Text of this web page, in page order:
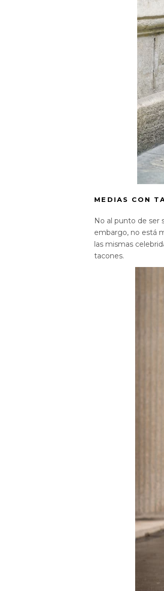
MEDIAS CON
No al punto de ser
embargo, no está
las mismas
tacones.